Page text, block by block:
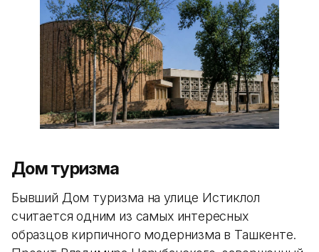
Дом туризма
Бывший Дом туризма на улице Истиклол
считается одним из самых интересных
образцов кирпичного модернизма в Ташкенте.